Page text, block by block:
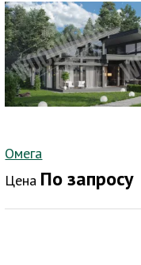
Омега
Цена По запросу